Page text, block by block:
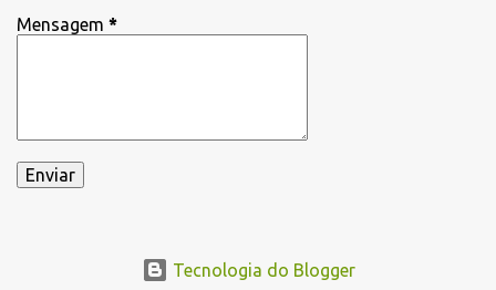
Mensagem *
Tecnologia do Blogger